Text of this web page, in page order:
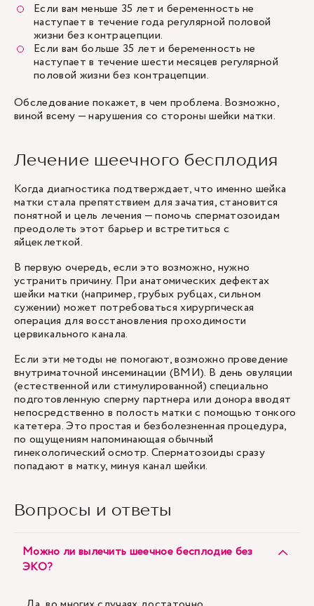
Если вам меньше 35 лет и беременность не
наступает в течение года регулярной половой
жизни без контрацепции.
Если вам больше 35 лет и беременность не
наступает в течение шести месяцев регулярной
половой жизни без контрацепции.
Обследование покажет, в чем проблема. Возможно,
виной всему — нарушения со стороны шейки матки.
Лечение шеечного бесплодия
Когда диагностика подтверждает, что именно шейка
матки стала препятствием для зачатия, становится
понятной и цель лечения — помочь сперматозоидам
преодолеть этот барьер и встретиться с
яйцеклеткой.
В первую очередь, если это возможно, нужно
устранить причину. При анатомических дефектах
шейки матки (например, грубых рубцах, сильном
сужении) может потребоваться хирургическая
операция для восстановления проходимости
цервикального канала.
Если эти методы не помогают, возможно проведение
внутриматочной инсеминации (ВМИ). В день овуляции
(естественной или стимулированной) специально
подготовленную сперму партнера или донора вводят
непосредственно в полость матки с помощью тонкого
катетера. Это простая и безболезненная процедура,
по ощущениям напоминающая обычный
гинекологический осмотр. Сперматозоиды сразу
попадают в матку, минуя канал шейки.
Вопросы и ответы
Можно ли вылечить шеечное бесплодие без
ЭКО?